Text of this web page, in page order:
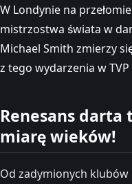
W Londynie na
mistrzostwa świata w
Michael Smith zmierzy
z tego wydarzenia w
Renesans
miarę wieków!
Od zadymionych